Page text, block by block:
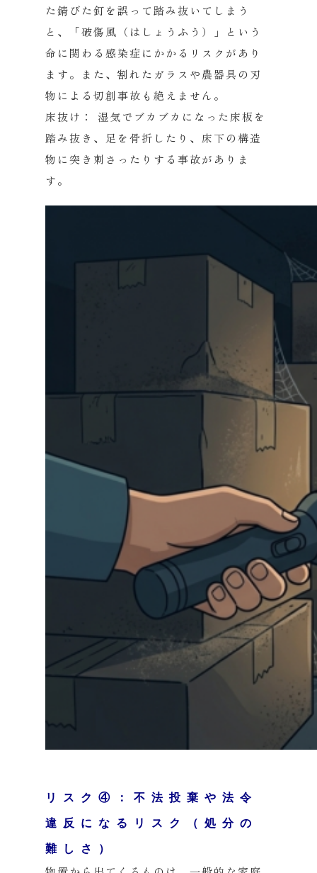
た錆びた釘を誤って踏み抜いてしまう
と、「破傷風（はしょうふう）」という
命に関わる感染症にかかるリスクがあり
ます。また、割れたガラスや農器具の刃
物による切創事故も絶えません。
床抜け：
湿気でブカブカになった床板を
踏み抜き、足を骨折したり、床下の構造
物に突き刺さったりする事故がありま
す。
リスク④：不法投棄や法令
違反になるリスク（処分の
難しさ）